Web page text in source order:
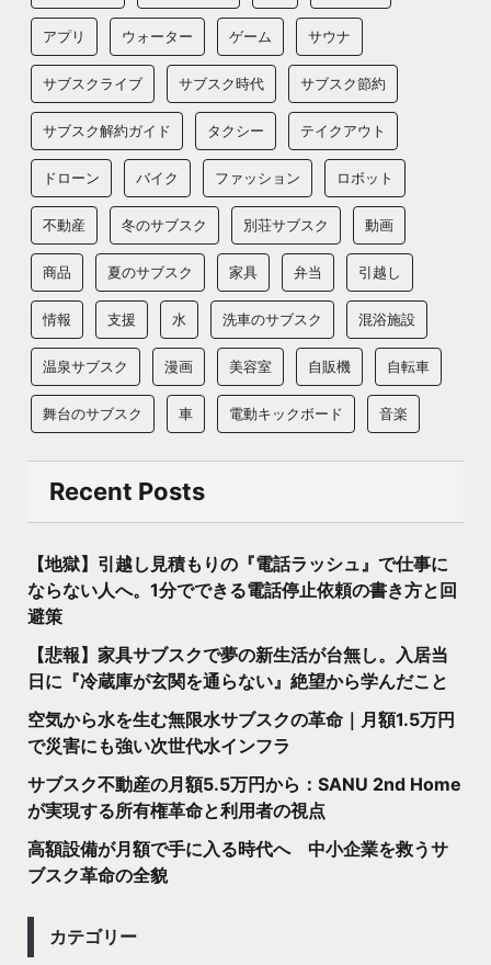
アプリ ウォーター ゲーム サウナ
サブスクライブ サブスク時代 サブスク節約
サブスク解約ガイド タクシー テイクアウト
ドローン バイク ファッション ロボット
不動産 冬のサブスク 別荘サブスク 動画
商品 夏のサブスク 家具 弁当 引越し
情報 支援 水 洗車のサブスク 混浴施設
温泉サブスク 漫画 美容室 自販機 自転車
舞台のサブスク 車 電動キックボード 音楽
Recent Posts
【地獄】引越し見積もりの『電話ラッシュ』で仕事に
ならない人へ。1分でできる電話停止依頼の書き方と回
避策
【悲報】家具サブスクで夢の新生活が台無し。入居当
日に『冷蔵庫が玄関を通らない』絶望から学んだこと
空気から水を生む無限水サブスクの革命｜月額1.5万円
で災害にも強い次世代水インフラ
サブスク不動産の月額5.5万円から：SANU 2nd Home
が実現する所有権革命と利用者の視点
高額設備が月額で手に入る時代へ 中小企業を救うサ
ブスク革命の全貌
カテゴリー